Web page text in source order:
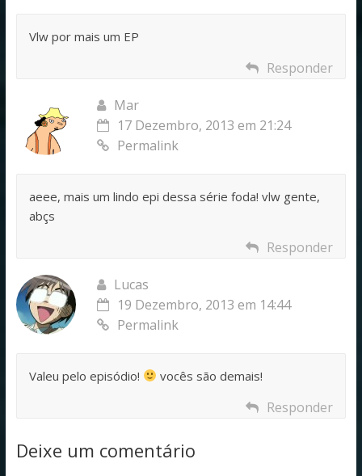
Vlw por mais um EP
Responder
Mar
17 Dezembro, 2013 em 21:24
Permalink
aeee, mais um lindo epi dessa série foda! vlw gente,
abçs
Responder
Lucas
19 Dezembro, 2013 em 14:44
Permalink
Valeu pelo episódio! vocês são demais!
Responder
Deixe um comentário